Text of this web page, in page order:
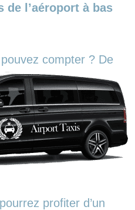
l’aéroport à bas
compter ? De
profiter d’un